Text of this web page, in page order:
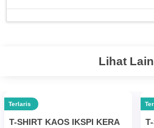
Lihat
Terlaris
T-SHIRT KAOS IKSPI KERA